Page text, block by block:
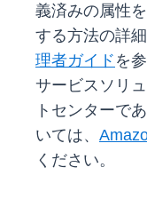
義済みの属性
する方法の詳
理者ガイド を
サービスソリ
トセンターで
いては、
ください。